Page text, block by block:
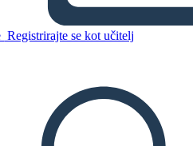
Registrirajte se kot učitelj
SNEMALNO KNJIGO
DIAPROJEKCIJE